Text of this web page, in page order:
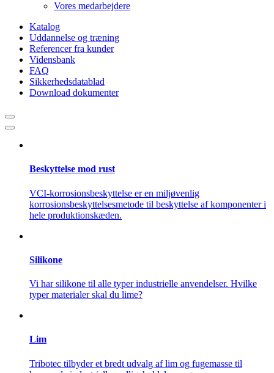
Vores medarbejdere
Katalog
Uddannelse og træning
Referencer fra kunder
Vidensbank
FAQ
Sikkerhedsdatablad
Download dokumenter
Beskyttelse mod rust
VCI-korrosionsbeskyttelse er en miljøvenlig
korrosionsbeskyttelsesmetode til beskyttelse af komponenter i
hele produktionskæden.
Silikone
Vi har silikone til alle typer industrielle anvendelser. Hvilke
typer materialer skal du lime?
Lim
Tribotec tilbyder et bredt udvalg af lim og fugemasse til